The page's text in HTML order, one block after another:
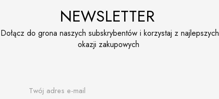
NEWSLETTER
Dołącz do grona naszych subskrybentów i korzystaj z najlepszych
okazji zakupowych
Twój adres e-mail